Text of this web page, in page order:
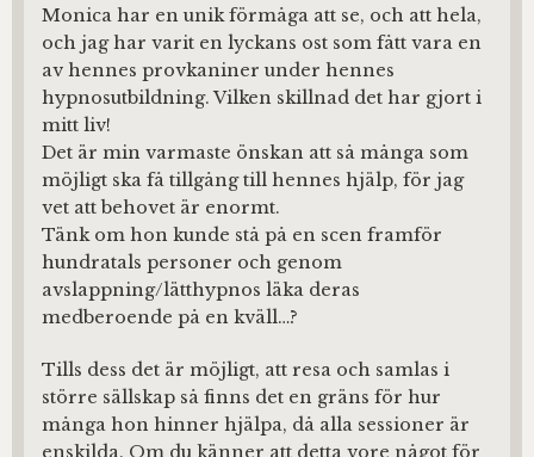
Monica har en unik förmåga att se, och att hela,
och jag har varit en lyckans ost som fått vara en
av hennes provkaniner under hennes
hypnosutbildning. Vilken skillnad det har gjort i
mitt liv!
Det är min varmaste önskan att så många som
möjligt ska få tillgång till hennes hjälp, för jag
vet att behovet är enormt.
Tänk om hon kunde stå på en scen framför
hundratals personer och genom
avslappning/lätthypnos läka deras
medberoende på en kväll…?
Tills dess det är möjligt, att resa och samlas i
större sällskap så finns det en gräns för hur
många hon hinner hjälpa, då alla sessioner är